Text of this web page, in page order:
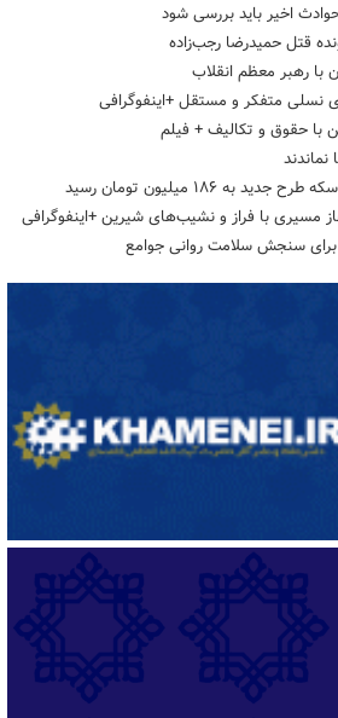
اخیر باید بررسی شود
قتل حمیدرضا رجب‌زاده
با رهبر معظم انقلاب
نسلی متفکر و مستقل +اینفوگرافی
با حقوق و تکالیف + فیلم
۱۸۶ میلیون تومان رسید
مسیری با فراز و نشیب‌های شیرین +اینفوگرافی
سنجش سلامت روانی جوامع